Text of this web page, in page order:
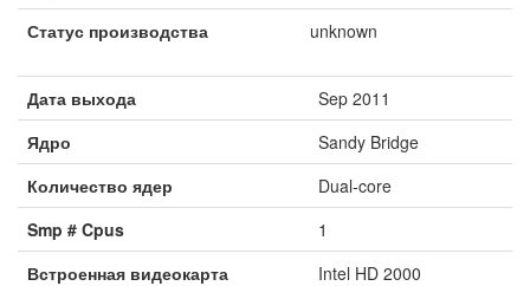
Статус производства
unknown
Дата выхода
Sep 2011
Ядро
Sandy Bridge
Количество ядер
Dual-core
Smp # Cpus
1
Встроенная видеокарта
Intel HD 2000